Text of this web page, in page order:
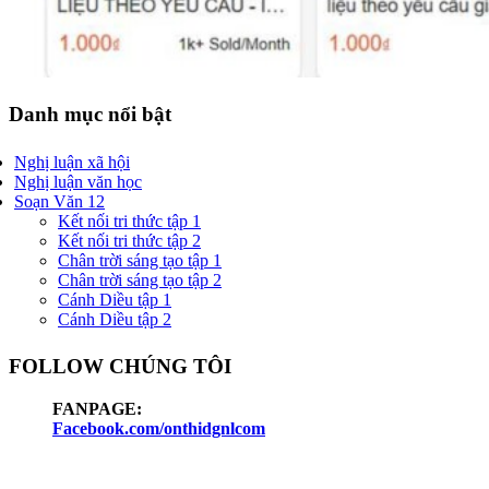
Danh mục nổi bật
Nghị luận xã hội
Nghị luận văn học
Soạn Văn 12
Kết nối tri thức tập 1
Kết nối tri thức tập 2
Chân trời sáng tạo tập 1
Chân trời sáng tạo tập 2
Cánh Diều tập 1
Cánh Diều tập 2
FOLLOW CHÚNG TÔI
FANPAGE:
Facebook.com/onthidgnlcom